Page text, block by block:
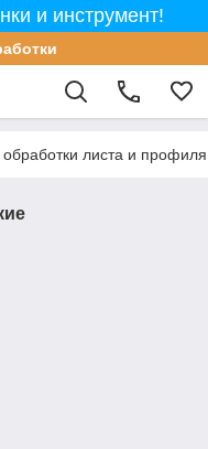
и инструмент!
листа и профиля